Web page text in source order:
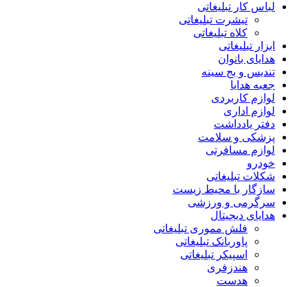
لباس کار تبلیغاتی
تیشرت تبلیغاتی
کلاه تبلیغاتی
ابزار تبلیغاتی
هدایای بانوان
تندیس و بج سینه
جعبه هدایا
لوازم کاربردی
لوازم اداری
دفتر یادداشت
پزشکی و سلامت
لوازم مسافرتی
خودرو
شکلات تبلیغاتی
سازگار با محیط زیست
سرگرمی و ورزشی
هدایای دیجیتال
فلش مموری تبلیغاتی
پاوربانک تبلیغاتی
اسپیکر تبلیغاتی
هندزفری
هدست